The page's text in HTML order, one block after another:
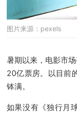
图片来源： pexels
暑期以来，电影市
20亿票房。以目前
钵满。
如果没有《独行月